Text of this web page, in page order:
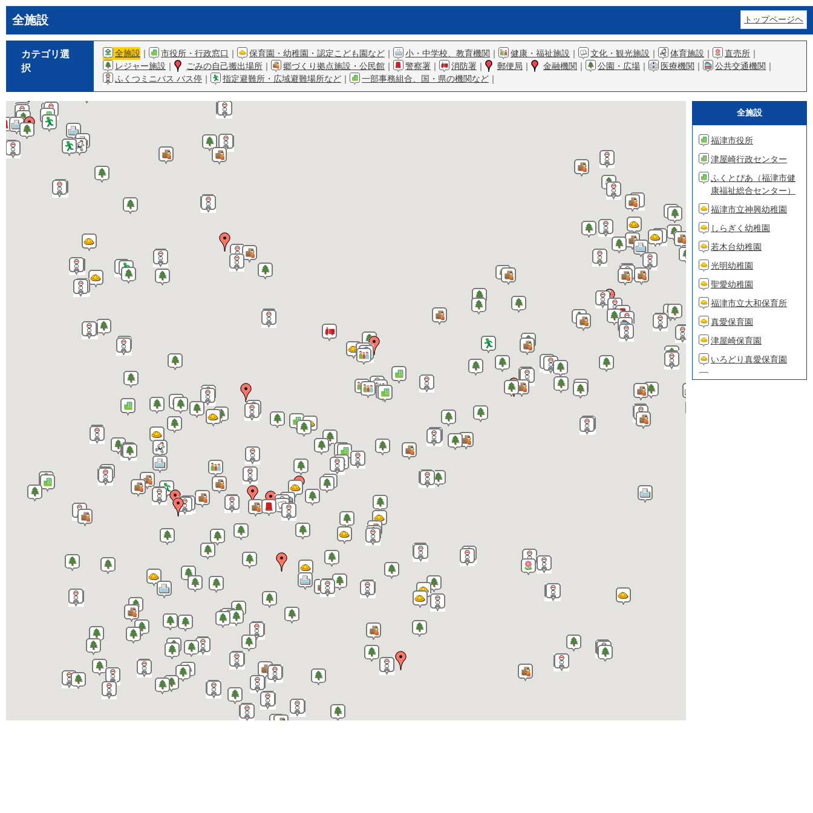
全施設 トップページヘ
カテゴリ選
択
全施設 ｜ 市役所・行政窓口 ｜ 保育園・幼稚園・認定こども園など ｜ 小・中学校、教育機関 ｜ 健康・福祉施設 ｜ 文化・観光施設 ｜ 体育施設 ｜ 直売所 ｜
レジャー施設 ｜ ごみの自己搬出場所 ｜ 郷づくり拠点施設・公民館 ｜ 警察署 ｜ 消防署 ｜ 郵便局 ｜ 金融機関 ｜ 公園・広場 ｜ 医療機関 ｜ 公共交通機関 ｜
ふくつミニバス バス停 ｜ 指定避難所・広域避難場所など ｜ 一部事務組合、国・県の機関など ｜
全施設
福津市役所
津屋崎行政センター
ふくとぴあ（福津市健
康福祉総合センター）
福津市立神興幼稚園
しらぎく幼稚園
若木台幼稚園
光明幼稚園
聖愛幼稚園
福津市立大和保育所
真愛保育園
津屋崎保育園
いろどり真愛保育園
双葉保育園